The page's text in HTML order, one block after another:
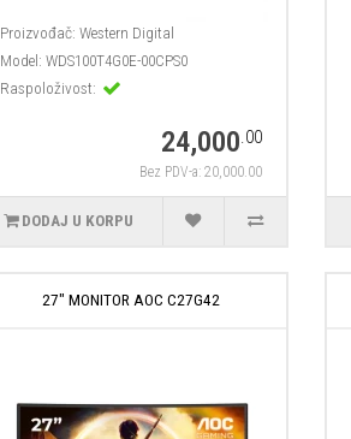
Proizvođač: Western Digital
Model: WDS100T4G0E-00CPS0
Raspoloživost:
24,000.00
Bez PDV-a: 20,000.00
DODAJ U KORPU
27" MONITOR AOC C27G42